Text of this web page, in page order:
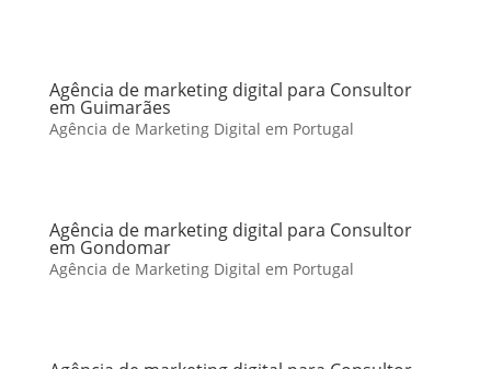
Agência de marketing digital para Consultor
em Guimarães
Agência de Marketing Digital em Portugal
Agência de marketing digital para Consultor
em Gondomar
Agência de Marketing Digital em Portugal